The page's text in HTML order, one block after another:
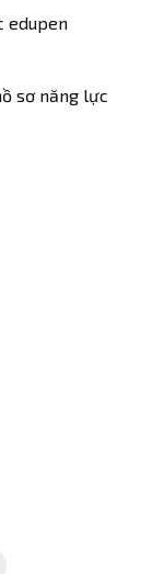
edupen
sơ năng lực